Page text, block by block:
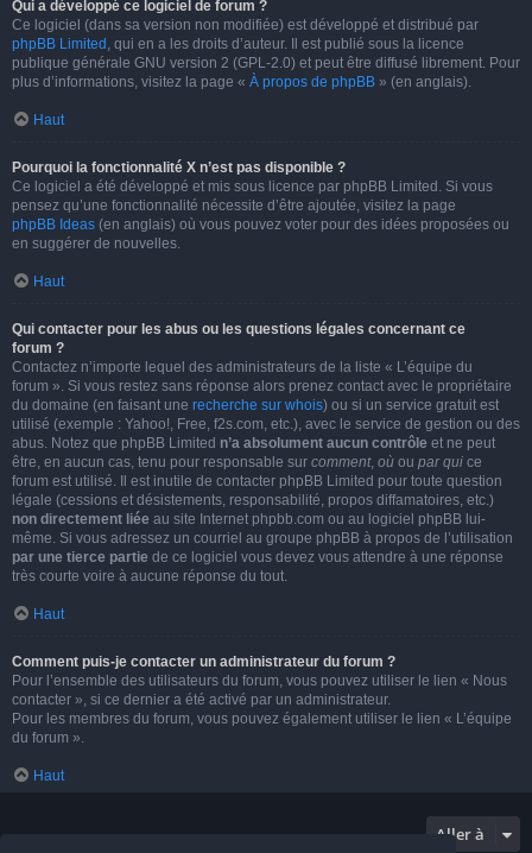
Qui a développé ce logiciel de forum ?
Ce logiciel (dans sa version non modifiée) est développé et distribué par
phpBB Limited , qui en a les droits d’auteur. Il est publié sous la licence
publique générale GNU version 2 (GPL-2.0) et peut être diffusé librement. Pour
plus d’informations, visitez la page « À propos de phpBB » (en anglais).
Haut
Pourquoi la fonctionnalité X n’est pas disponible ?
Ce logiciel a été développé et mis sous licence par phpBB Limited. Si vous
pensez qu’une fonctionnalité nécessite d’être ajoutée, visitez la page
phpBB Ideas (en anglais) où vous pouvez voter pour des idées proposées ou
en suggérer de nouvelles.
Haut
Qui contacter pour les abus ou les questions légales concernant ce
forum ?
Contactez n’importe lequel des administrateurs de la liste « L’équipe du
forum ». Si vous restez sans réponse alors prenez contact avec le propriétaire
du domaine (en faisant une recherche sur whois) ou si un service gratuit est
utilisé (exemple : Yahoo!, Free, f2s.com, etc.), avec le service de gestion ou des
abus. Notez que phpBB Limited n’a absolument aucun contrôle et ne peut
être, en aucun cas, tenu pour responsable sur comment, où ou par qui ce
forum est utilisé. Il est inutile de contacter phpBB Limited pour toute question
légale (cessions et désistements, responsabilité, propos diffamatoires, etc.)
non directement liée au site Internet phpbb.com ou au logiciel phpBB lui-
même. Si vous adressez un courriel au groupe phpBB à propos de l’utilisation
par une tierce partie de ce logiciel vous devez vous attendre à une réponse
très courte voire à aucune réponse du tout.
Haut
Comment puis-je contacter un administrateur du forum ?
Pour l’ensemble des utilisateurs du forum, vous pouvez utiliser le lien « Nous
contacter », si ce dernier a été activé par un administrateur.
Pour les membres du forum, vous pouvez également utiliser le lien « L’équipe
du forum ».
Haut
Aller à